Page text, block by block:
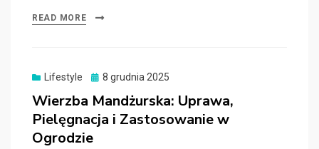
READ MORE
Lifestyle
Posted
8 grudnia 2025
Wierzba Mandżurska: Uprawa,
Pielęgnacja i Zastosowanie w
Ogrodzie